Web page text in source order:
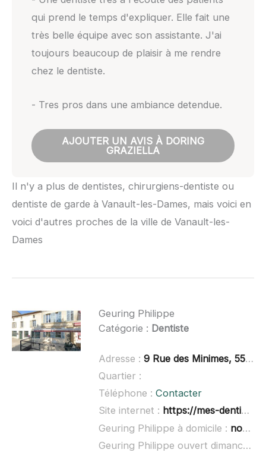
qui prend le temps d'expliquer. Elle fait une
très belle équipe avec son assistante. J'ai
toujours beaucoup de plaisir à me rendre
chez le dentiste.
- Tres pros dans une ambiance detendue.
AJOUTER UN AVIS À DORING
GRAZIELLA
Il n'y a plus de dentistes, chirurgiens-dentiste ou
dentiste de garde à Vanault-les-Dames, mais voici en
voici d'autres proches de la ville de Vanault-les-
Dames
Geuring Philippe
Catégorie : Dentiste
Adresse : 9 Rue des Minimes, 55000 Bar-le-Duc
Quartier :
Téléphone : Contacter
Site internet : https://mes-dentistes.fr/
Geuring Philippe à domicile : non renseigné
Geuring Philippe ouvert dimanche :